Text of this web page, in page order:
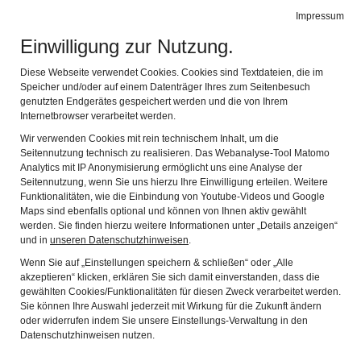
Impressum
Einwilligung zur Nutzung.
Diese Webseite verwendet Cookies. Cookies sind Textdateien, die im
Speicher und/oder auf einem Datenträger Ihres zum Seitenbesuch
genutzten Endgerätes gespeichert werden und die von Ihrem
Internetbrowser verarbeitet werden.
Wir verwenden Cookies mit rein technischem Inhalt, um die
Seitennutzung technisch zu realisieren. Das Webanalyse-Tool Matomo
Analytics mit IP Anonymisierung ermöglicht uns eine Analyse der
Seitennutzung, wenn Sie uns hierzu Ihre Einwilligung erteilen. Weitere
Funktionalitäten, wie die Einbindung von Youtube-Videos und Google
Maps sind ebenfalls optional und können von Ihnen aktiv gewählt
werden. Sie finden hierzu weitere Informationen unter „Details anzeigen“
und in unseren Datenschutzhinweisen.
Wenn Sie auf „Einstellungen speichern & schließen“ oder „Alle
akzeptieren“ klicken, erklären Sie sich damit einverstanden, dass die
gewählten Cookies/Funktionalitäten für diesen Zweck verarbeitet werden.
Sie können Ihre Auswahl jederzeit mit Wirkung für die Zukunft ändern
oder widerrufen indem Sie unsere Einstellungs-Verwaltung in den
Datenschutzhinweisen nutzen.
MUSEEN MILTENBERG
WORKSHOPS
Unsere Workshops sind durch ihre gestaffelte Struktur und die
individuelle, zielgruppenspezifische Gestaltbarkeit des jeweiligen
Angebots für Kinder- und Jugendgruppen sowie Schulklassen
aller Altersstufen geeignet. Sie bestehen aus einem
theoretischen Teil in einer der Museen und einem praktischen
Teil in der museumspädagogischen Werkstatt. Die Gesamtdauer
beträgt beträgt zwischen 90 und 120 Minuten.
KOSTEN
Dauer 90 Minuten: Pro Gruppe 90 € zzgl. Materialkosten und ggf.
Eintrittskosten